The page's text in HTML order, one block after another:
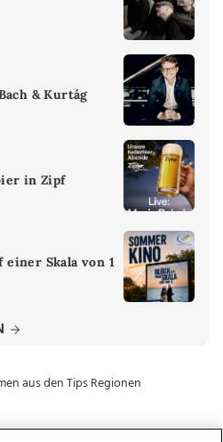
& Kurtág
in Zipf
einer Skala von 1